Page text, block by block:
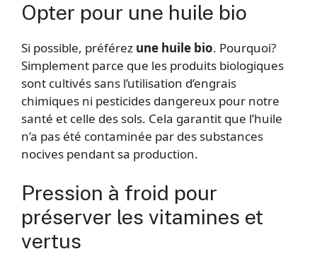
Opter pour une huile bio
Si possible, préférez une huile bio. Pourquoi?
Simplement parce que les produits biologiques
sont cultivés sans l’utilisation d’engrais
chimiques ni pesticides dangereux pour notre
santé et celle des sols. Cela garantit que l’huile
n’a pas été contaminée par des substances
nocives pendant sa production.
Pression à froid pour
préserver les vitamines et
vertus